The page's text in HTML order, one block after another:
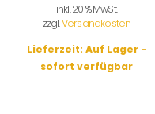
inkl. 20 % MwSt.
zzgl.Versandkosten
Lieferzeit: Auf Lager -
sofort verfügbar